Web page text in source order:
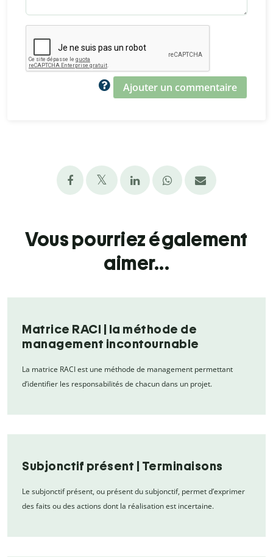
Ajouter un commentaire
Vous pourriez également
aimer...
Matrice RACI | la méthode de
management incontournable
La matrice RACI est une méthode de management permettant
d’identifier les responsabilités de chacun dans un projet.
Subjonctif présent | Terminaisons
Le subjonctif présent, ou présent du subjonctif, permet d’exprimer
des faits ou des actions dont la réalisation est incertaine.